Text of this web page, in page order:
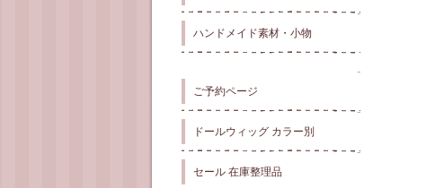
ハンドメイド素材・小物
ご予約ページ
ドールウィッグ カラー別
セール 在庫整理品